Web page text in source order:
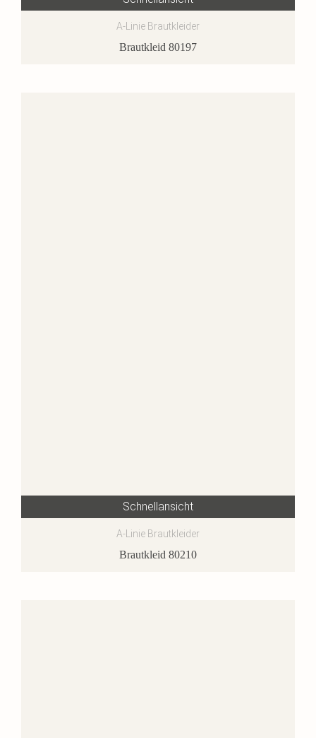
A-Linie Brautkleider
Brautkleid 80197
Schnellansicht
A-Linie Brautkleider
Brautkleid 80210